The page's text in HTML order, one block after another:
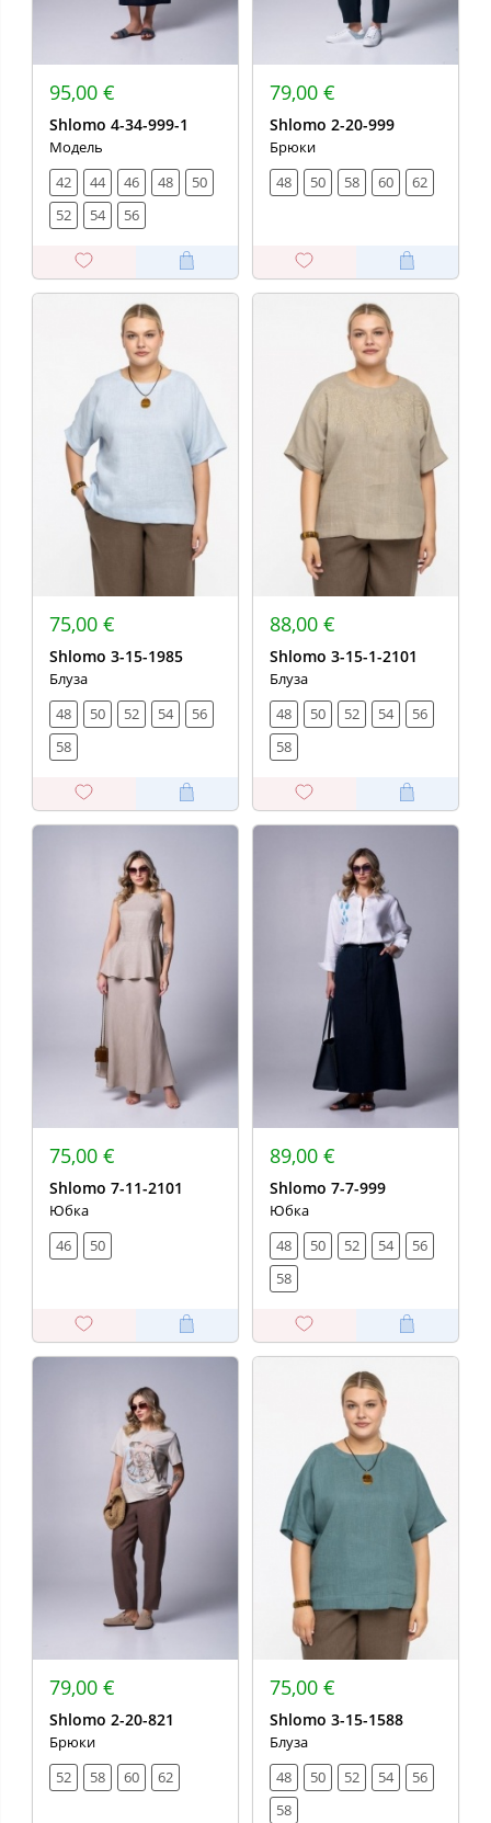
95,00 €
Shlomo 4-34-999-1
Модель
42
44 46 48
50
52
54 56
79,00 €
Shlomo 2-20-999
Брюки
48
50 58 60 62
75,00 €
Shlomo 3-15-1985
Блуза
48
50 52 54
56
58
88,00 €
Shlomo 3-15-1-2101
Блуза
48
50 52 54
56
58
75,00 €
Shlomo 7-11-2101
Юбка
46
50
89,00 €
Shlomo 7-7-999
Юбка
48
50 52 54
56
58
79,00 €
Shlomo 2-20-821
Брюки
52
58 60 62
75,00 €
Shlomo 3-15-1588
Блуза
48
50 52 54
56
58